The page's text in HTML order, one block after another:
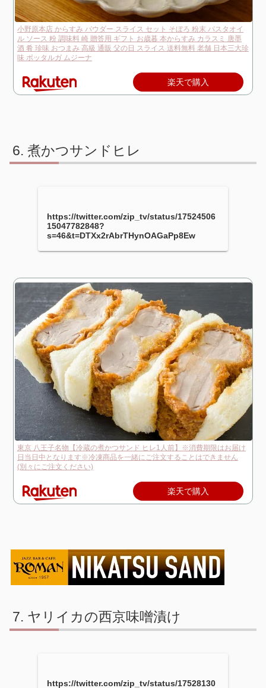
小野原本店 からすみ パウダー スライス セット そぼろ 粉末 パスタオイ
ル ソース 粉 調味料 崎 贈答用 ギフト お歳暮 本からすみ カラスミ 唐墨
酒 肴 珍味 おつまみ 高級 通販 父の日 スライス 送料無料 老舗 日本三大珍
味 ボッタルガ ムジーナ
楽天で購入
煮かつサンドヒレ
https://twitter.com/zip_tv/status/17524506
15047782848?
s=46&t=DTXx2rAbrTHynOAGaPp8Ew
東京 八王子名物【冷蔵の煮かつサンド ヒレ1人前】※消費期限はお届け
日当日中となります※冷凍商品を一緒にご注文することはできません
(別々にご注文ください)
楽天で購入
ヤリイカの西京味噌漬け
https://twitter.com/zip_tv/status/17528130